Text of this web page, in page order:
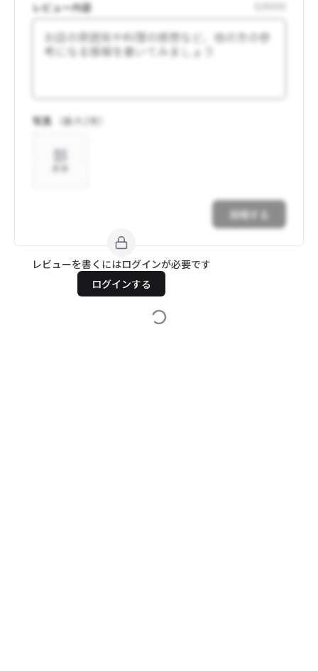
レビュー内容
写真 （最大 枚）
投稿する
レビューを書くにはログインが必要です
ログインする